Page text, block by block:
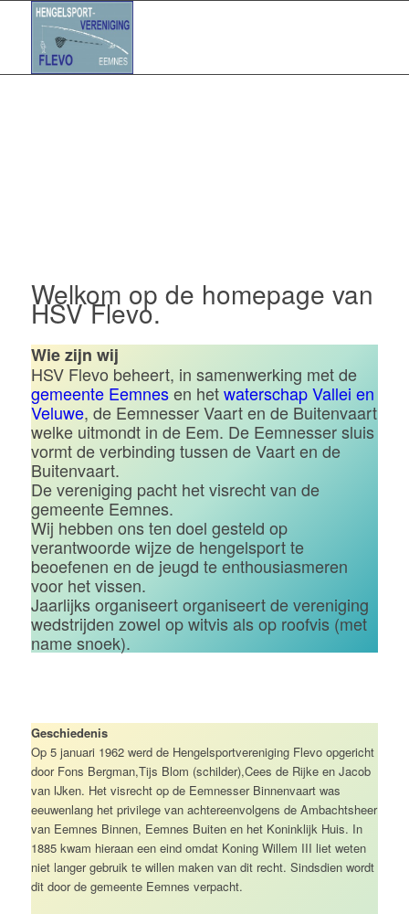
Welkom op de homepage van
HSV Flevo.
Wie zijn wij
HSV Flevo beheert, in samenwerking met de
gemeente Eemnesen hetwaterschap Vallei en
Veluwe, de Eemnesser Vaart en de Buitenvaart
welke uitmondt in de Eem. De Eemnesser sluis
vormt de verbinding tussen de Vaart en de
Buitenvaart.
De vereniging pacht het visrecht van de
gemeente Eemnes.
Wij hebben ons ten doel gesteld op
verantwoorde wijze de hengelsport te
beoefenen en de jeugd te enthousiasmeren
voor het vissen.
Jaarlijks organiseert organiseert de vereniging
wedstrijden zowel op witvis als op roofvis (met
name snoek).
Geschiedenis
Op 5 januari 1962 werd de Hengelsportvereniging Flevo opgericht
door Fons Bergman,Tijs Blom (schilder),Cees de Rijke en Jacob
van IJken. Het visrecht op de Eemnesser Binnenvaart was
eeuwenlang het privilege van achtereenvolgens de Ambachtsheer
van Eemnes Binnen, Eemnes Buiten en het Koninklijk Huis. In
1885 kwam hieraan een eind omdat Koning Willem III liet weten
niet langer gebruik te willen maken van dit recht. Sindsdien wordt
dit door de gemeente Eemnes verpacht.